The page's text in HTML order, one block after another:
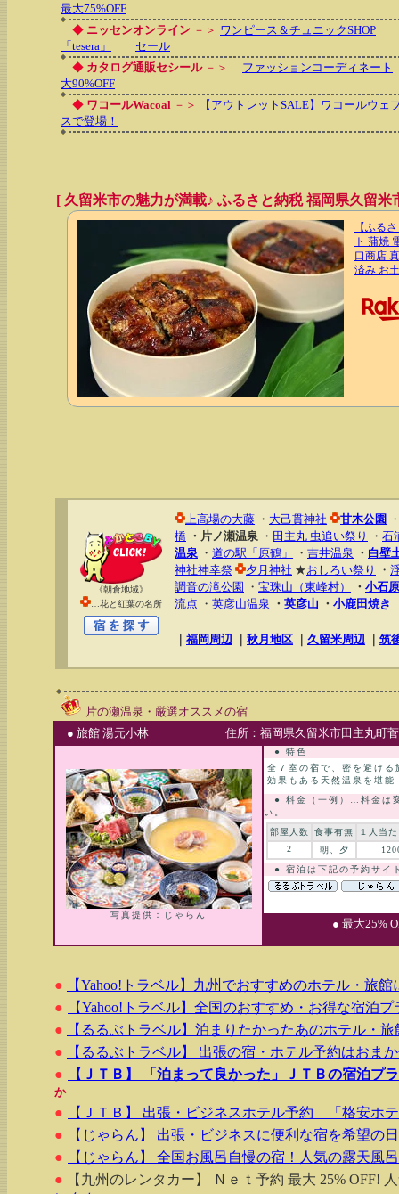
最大75%OFF
◆ ニッセンオンライン －＞ ワンピース＆チュニックSHOP
「tesera」
セール
◆ カタログ通販セシール－＞
ファッションコーディネート
大90%OFF
◆ ワコールWacoal －＞
【アウトレットSALE】ワコールウ
スで登場！
[ 久留米市の魅力が満載♪ ふるさと納税 福岡県久留米
【ふる
ト 蒲焼
口商店
済み お
《朝倉地域》
…花と紅葉の名所
上高場の大藤 ・ 大己貫神社 甘木公園
橋 ・片ノ瀬温泉 ・ 田主丸 虫追い祭り ・ 石
温泉 ・ 道の駅「原鶴」 ・ 吉井温泉 ・ 白壁
神社神幸祭
夕月神社 ★おしろい祭り ・
調音の滝公園
・ 宝珠山（東峰村） ・ 小石
流点 ・ 英彦山温泉 ・ 英彦山 ・ 小鹿田焼き
福岡周辺 秋月地区 久留米周辺 筑
片の瀬温泉・厳選オススメの宿
● 旅館 湯元小林
住所：福岡県久留米市田主丸町
写真提供：じゃらん
● 特色
全７室の宿で、密を避け
効果もある天然温泉を堪能
● 料金（一例）…料金は変
い。
部屋人数
食事有無
１人当
2
朝、夕
● 宿泊は下記の予約サイ
● 最大25%
●
【Yahoo!トラベル】九州でおすすめのホテル・旅館
●
【Yahoo!トラベル】全国のおすすめ・お得な宿泊プ
●
【るるぶトラベル】泊まりたかったあのホテル・旅
●
【るるぶトラベル】 出張の宿・ホテル予約はおま
●
【ＪＴＢ】 「泊まって良かった」ＪＴＢの宿泊プ
か
●
【ＪＴＢ】 出張・ビジネスホテル予約 「格安ホ
●
【じゃらん】 出張・ビジネスに便利な宿を希望の
●
【じゃらん】 全国お風呂自慢の宿！人気の露天風
● 【九州のレンタカー】 Ｎｅｔ予約 最大 25% OFF!